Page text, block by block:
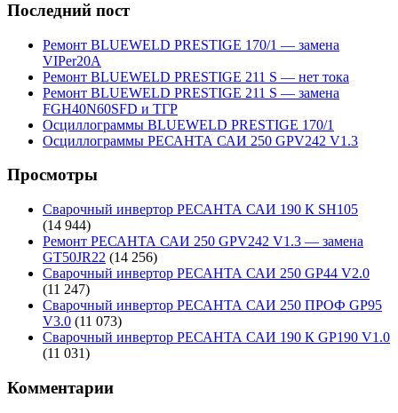
Последний пост
Ремонт BLUEWELD PRESTIGE 170/1 — замена
VIPer20A
Ремонт BLUEWELD PRESTIGE 211 S — нет тока
Ремонт BLUEWELD PRESTIGE 211 S — замена
FGH40N60SFD и ТГР
Осциллограммы BLUEWELD PRESTIGE 170/1
Осциллограммы РЕСАНТА САИ 250 GPV242 V1.3
Просмотры
Сварочный инвертор РЕСАНТА САИ 190 К SH105
(14 944)
Ремонт РЕСАНТА САИ 250 GPV242 V1.3 — замена
GT50JR22 (14 256)
Сварочный инвертор РЕСАНТА САИ 250 GP44 V2.0
(11 247)
Сварочный инвертор РЕСАНТА САИ 250 ПРОФ GP95
V3.0 (11 073)
Сварочный инвертор РЕСАНТА САИ 190 К GP190 V1.0
(11 031)
Комментарии